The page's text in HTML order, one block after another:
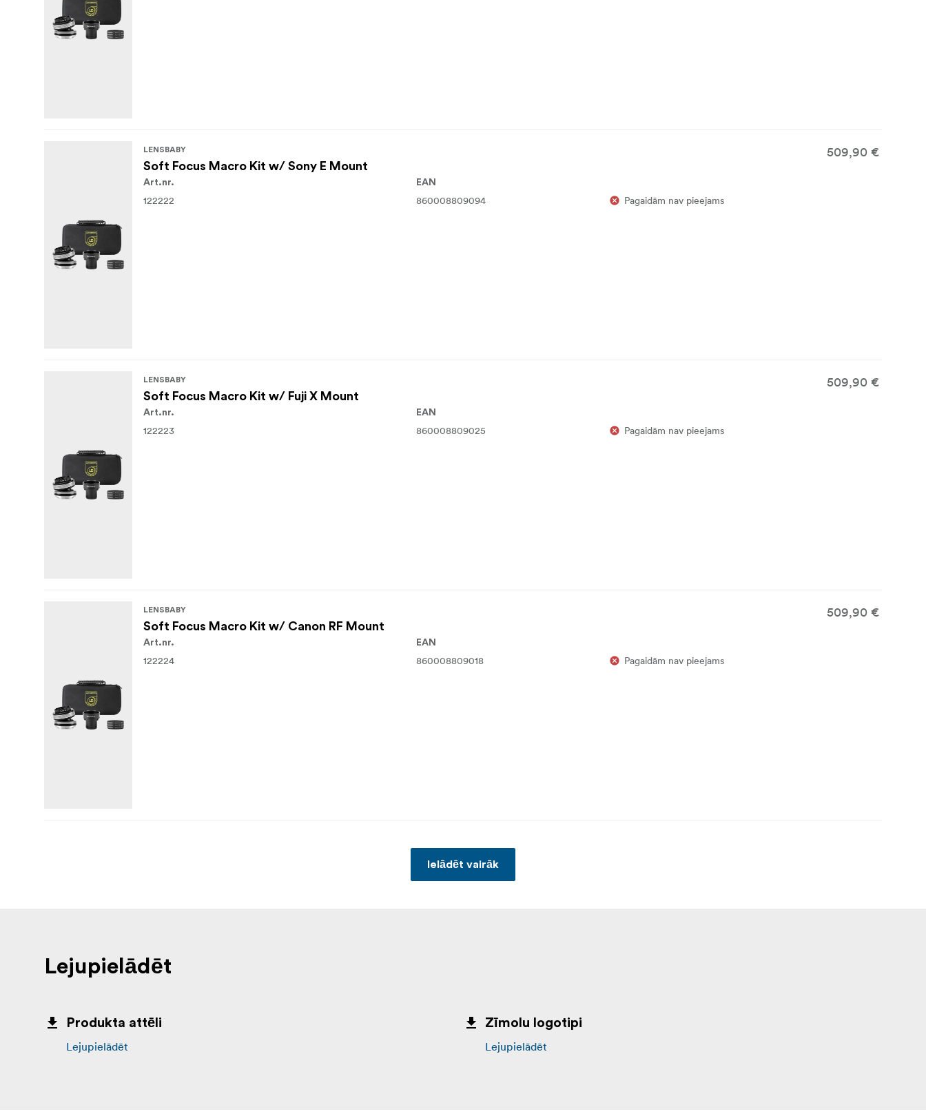
LENSBABY
Soft Focus Macro Kit w/ Sony E Mount
509,90 €
Art.nr.
122222
EAN
860008809094 Pagaidām nav pieejams
LENSBABY
Soft Focus Macro Kit w/ Fuji X Mount
509,90 €
Art.nr.
122223
EAN
860008809025 Pagaidām nav pieejams
LENSBABY
Soft Focus Macro Kit w/ Canon RF Mount
509,90 €
Art.nr.
122224
EAN
860008809018 Pagaidām nav pieejams
Ielādēt vairāk
Lejupielādēt
Produkta attēli
Lejupielādēt
Zīmolu logotipi
Lejupielādēt